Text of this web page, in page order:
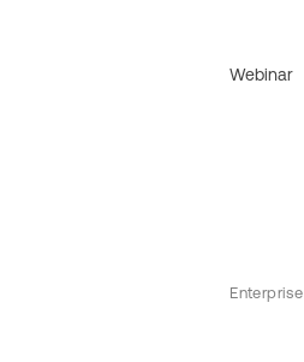
Webinar
Enterprise